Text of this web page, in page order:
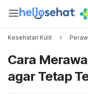
Kesehatan Kulit
Cara
agar Tetap